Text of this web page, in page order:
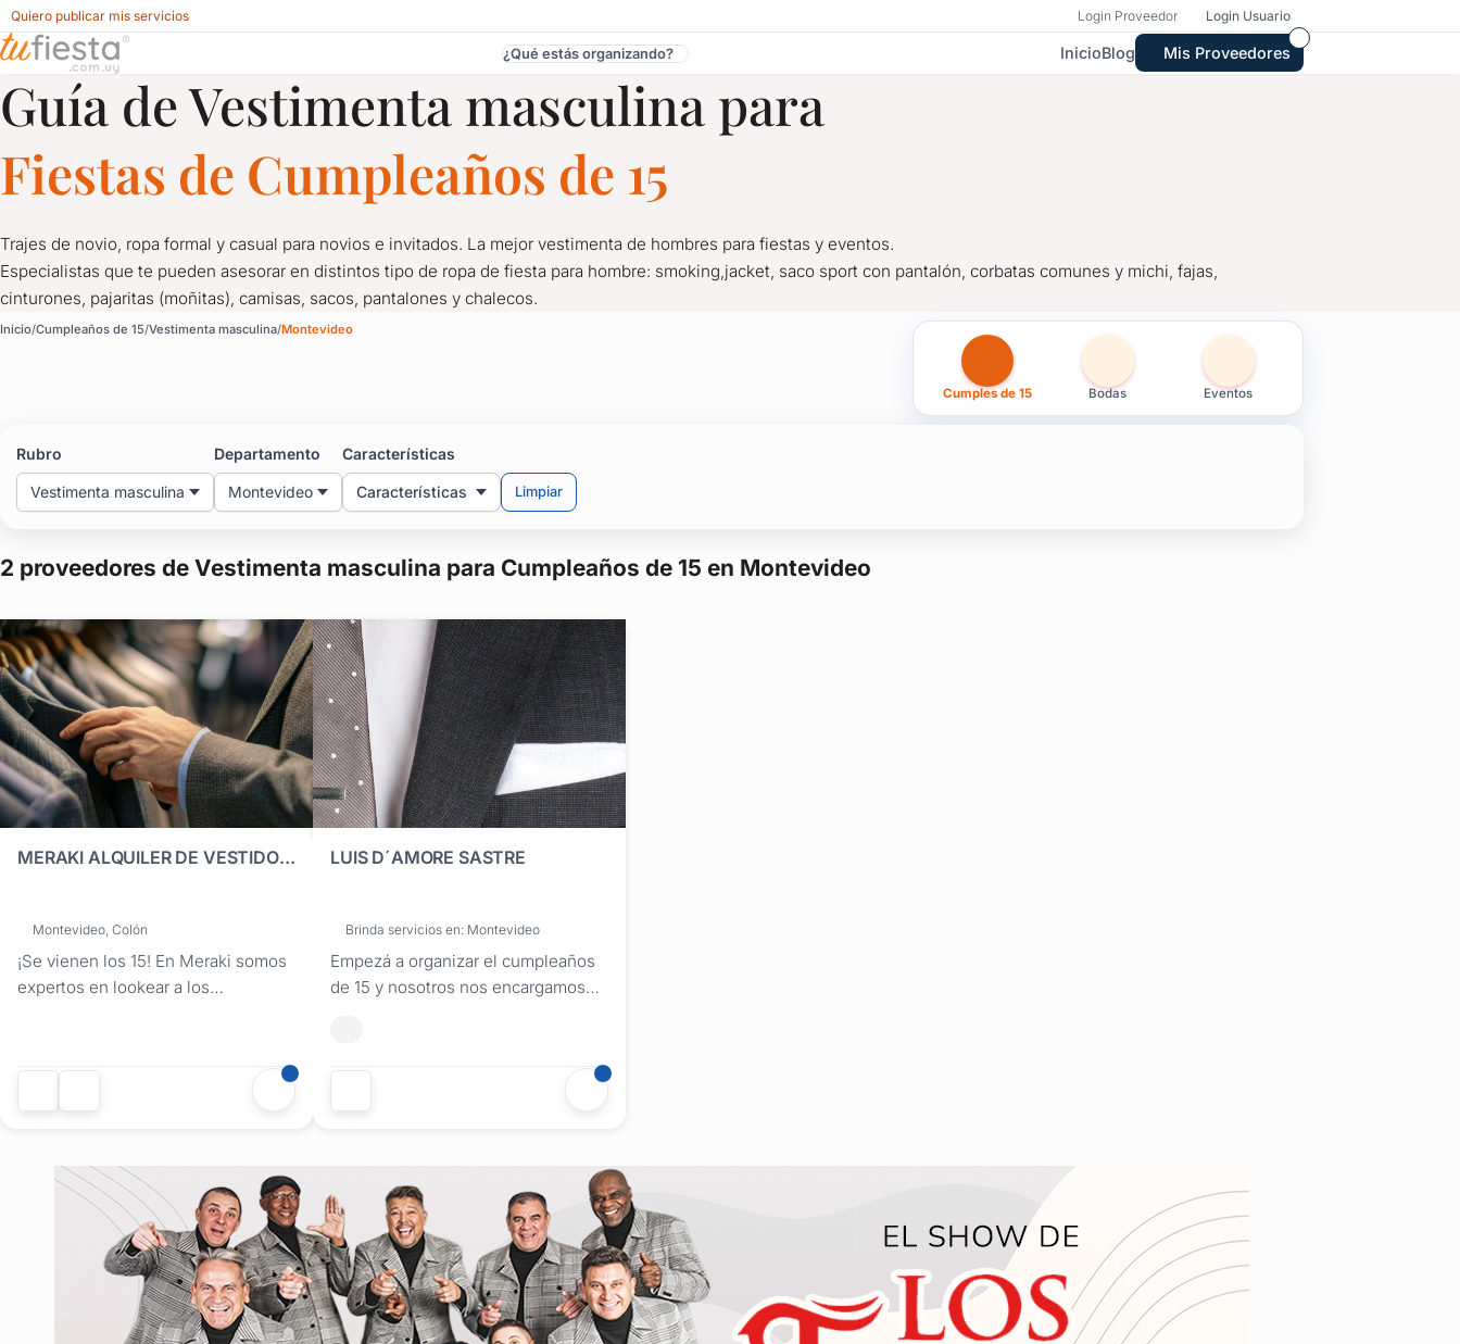
Quiero publicar mis servicios Login Proveedor Login Usuario
Vestimenta masculina para Cumpleaños de 15 en Uruguay
¿Qué estás organizando? InicioBlog Mis Proveedores
Guía de Vestimenta masculina para
Fiestas de Cumpleaños de 15
Trajes de novio, ropa formal y casual para novios e invitados. La mejor vestimenta de hombres para fiestas y eventos.
Especialistas que te pueden asesorar en distintos tipo de ropa de fiesta para hombre: smoking,jacket, saco sport con pantalón, corbatas comunes y michi, fajas,
cinturones, pajaritas (moñitas), camisas, sacos, pantalones y chalecos.
Inicio Cumpleaños de 15 Vestimenta masculina Montevideo
Cumples de 15 Bodas Eventos
Rubro
Vestimenta masculina
Departamento
Montevideo
Características
Características Limpiar
2 proveedores de Vestimenta masculina para Cumpleaños de 15 en Montevideo
MERAKI ALQUILER DE VESTIDOS Y TRAJES
Montevideo, Colón
¡Se vienen los 15! En Meraki somos
expertos en lookear a los
ofrecemos una propuesta de
pensada para los jóvenes que
un estilo moderno y actual. El outfit
ideal para...
LUIS D´AMORE SASTRE
Brinda servicios en: Montevideo
Empezá a organizar el cumpleaños
de 15 y nosotros nos encargamos
los abuelos y hermanos. Con más
experiencia, pasando
artesanalmente trajes...
Vestimenta masculina para Cumpleaños de 15 en Montevideo